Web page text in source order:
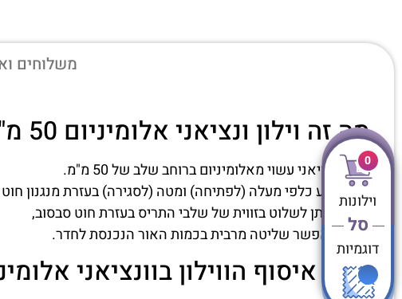
משלוחים
מה זה וילון ונציאני אלומיניום 50 מ"מ?
תריס ונציאני עשוי מאלומיניום ברוחב שלב של 50 מ"מ.
התריס נע כלפי מעלה (לפתיחה) ומטה (לסגירה) בעזרת מנגנון
בנוסף ניתן לשלוט בזווית של שלבי התריס בעזרת חוט סבסוב,
מה שמאפשר שליטה מרבית בכמות האור הנכנסת לחדר.
גובה איסוף הווילון בוונציאני אלומיניום
0
וילונות
סל
דוגמיות